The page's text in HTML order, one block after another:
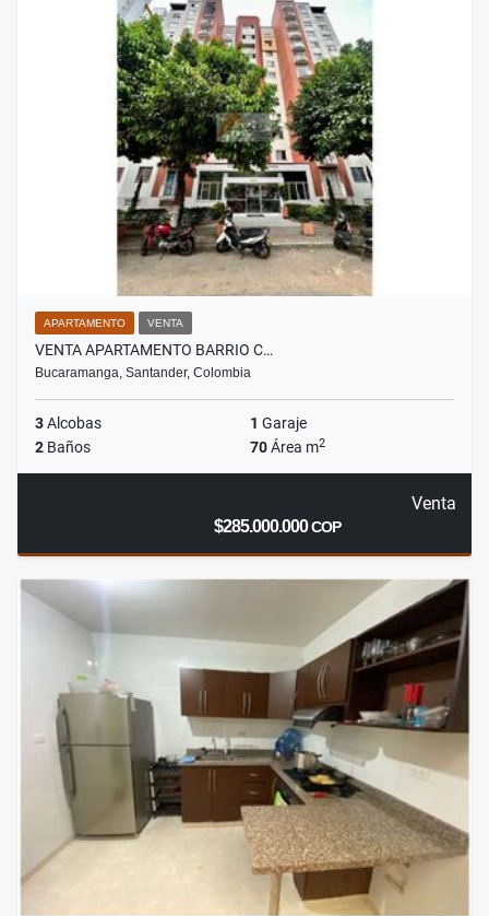
APARTAMENTO VENTA
VENTA APARTAMENTO BARRIO C…
Bucaramanga, Santander, Colombia
3Alcobas 1 Garaje
2 Baños 70Área m2
Venta
$285.000.000COP